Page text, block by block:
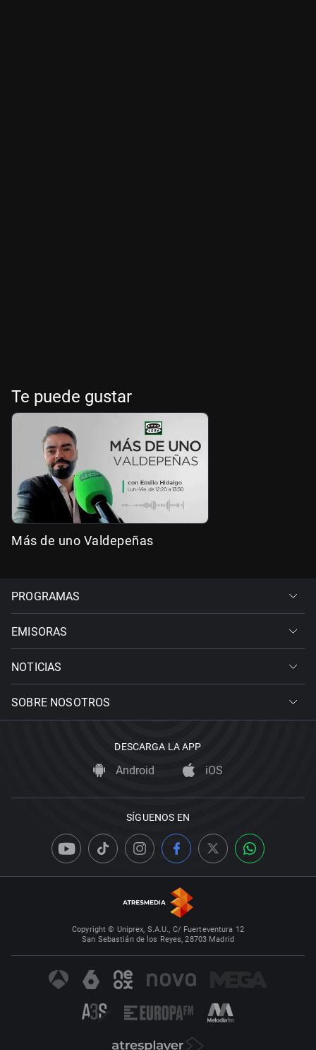
Te puede gustar
Más de uno Valdepeñas
PROGRAMAS
EMISORAS
NOTICIAS
SOBRE NOSOTROS
DESCARGA LA APP
Android iOS
SÍGUENOS EN
Copyright © Uniprex, S.A.U., C/ Fuerteventura 12
San Sebastián de los Reyes, 28703 Madrid